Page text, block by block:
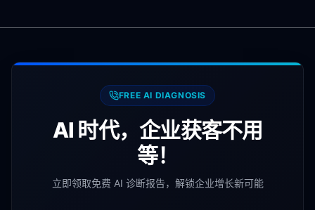
FREE AI DIAGNOSIS
AI 时代，企业获客不用
等！
立即领取免费 AI 诊断报告，解锁企业增长新可能